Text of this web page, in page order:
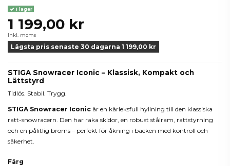
I lager
1 199,00 kr
Inkl. moms
Lägsta pris senaste 30 dagarna 1 199,00 kr
STIGA Snowracer Iconic – Klassisk, Kompakt och
Lättstyrd
Tidlös. Stabil. Trygg.
STIGA Snowracer Iconic är en kärleksfull hyllning till den klassiska
ratt-snowracern. Den har raka skidor, en robust stålram, rattstyrning
och en pålitlig broms – perfekt för åkning i backen med kontroll och
säkerhet.
Färg